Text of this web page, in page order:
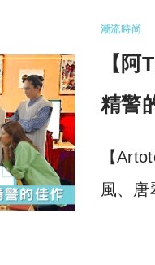
潮流時尚
【
精警
【
風、